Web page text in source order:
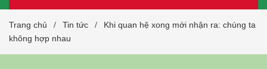
Trang chủ / Tin tức /
Khi quan hệ xong mới nhận ra: chúng ta
không hợp nhau